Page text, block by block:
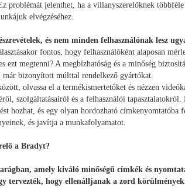
problémát jelenthet, ha a villanyszerelőknek
elvégzéséhez.
és nem minden felhasználónak lesz
fontos, hogy felhasználóként alaposan
ezt megtenni? A megbízhatóság és a minőség
már bizonyított múlttal rendelkező gyártókat.
olvassa el a termékismertetőket és nézzen
szolgáltatásairól és a felhasználói tapasztalatokról.
hozhat, és egy olyan hordozható címkenyomtatóba
és javítja a munkafolyamatot.
a Bradyt?
amely kiváló minőségű címkék és
tervezték, hogy ellenálljanak a zord